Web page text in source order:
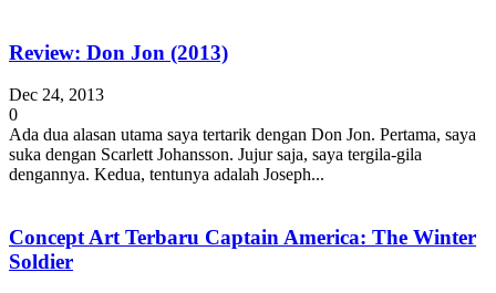
Review: Don Jon (2013)
Dec 24, 2013
0
Ada dua alasan utama saya tertarik dengan Don Jon. Pertama, saya
suka dengan Scarlett Johansson. Jujur saja, saya tergila-gila
dengannya. Kedua, tentunya adalah Joseph...
Concept Art Terbaru Captain America: The Winter
Soldier